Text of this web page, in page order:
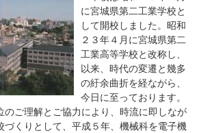
に宮城県第二工業学校と
して開校しました。昭和
２３年４月に宮城県第二
工業高等学校と改称し、
以来、時代の変遷と幾多
の紆余曲折を経ながら、
今日に至っております。
のご理解とご協力により、時流に即しなが
づくりとして、平成５年、機械科を電子機